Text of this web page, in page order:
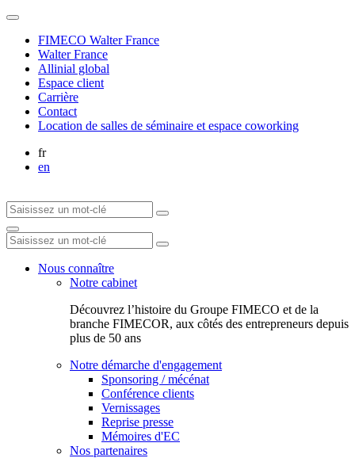
FIMECO Walter France
Walter France
Allinial global
Espace client
Carrière
Contact
Location de salles de séminaire et espace coworking
fr
en
Nous connaître
Notre cabinet
Découvrez l’histoire du Groupe FIMECO et de la
branche FIMECOR, aux côtés des entrepreneurs depuis
plus de 50 ans
Notre démarche d'engagement
Sponsoring / mécénat
Conférence clients
Vernissages
Reprise presse
Mémoires d'EC
Nos partenaires